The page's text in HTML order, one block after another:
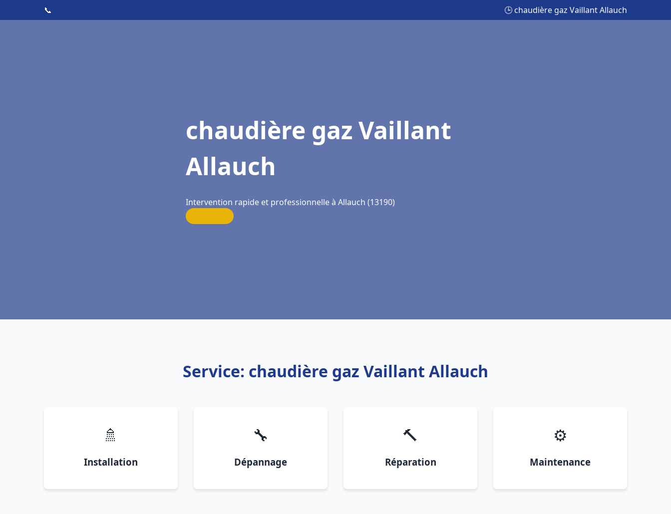
📞 🕒 chaudière gaz Vaillant Allauch
chaudière gaz Vaillant
Allauch
Intervention rapide et professionnelle à Allauch (13190)
Service: chaudière gaz Vaillant Allauch
🚿
Installation
🔧
Dépannage
🔨
Réparation
⚙️
Maintenance